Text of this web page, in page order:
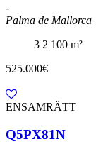
-
Palma de Mallorca
3 2 100 m²
525.000€
ENSAMRÄTT
Q5PX81N